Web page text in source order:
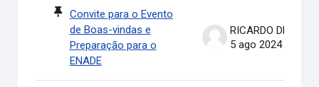
Convite para o Evento
de Boas-vindas e
Preparação para o
ENADE
5 ago 2024